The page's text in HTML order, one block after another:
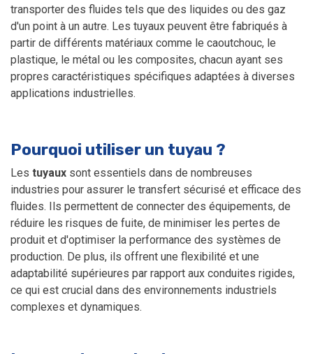
transporter des fluides tels que des liquides ou des gaz
d'un point à un autre. Les tuyaux peuvent être fabriqués à
partir de différents matériaux comme le caoutchouc, le
plastique, le métal ou les composites, chacun ayant ses
propres caractéristiques spécifiques adaptées à diverses
applications industrielles.
Pourquoi utiliser un tuyau ?
Les tuyaux sont essentiels dans de nombreuses
industries pour assurer le transfert sécurisé et efficace des
fluides. Ils permettent de connecter des équipements, de
réduire les risques de fuite, de minimiser les pertes de
produit et d'optimiser la performance des systèmes de
production. De plus, ils offrent une flexibilité et une
adaptabilité supérieures par rapport aux conduites rigides,
ce qui est crucial dans des environnements industriels
complexes et dynamiques.